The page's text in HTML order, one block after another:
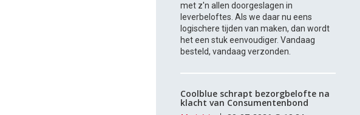
met z'n allen doorgeslagen in
leverbeloftes. Als we daar nu eens
logischere tijden van maken, dan wordt
het een stuk eenvoudiger. Vandaag
besteld, vandaag verzonden.
Coolblue schrapt bezorgbelofte na
klacht van Consumentenbond